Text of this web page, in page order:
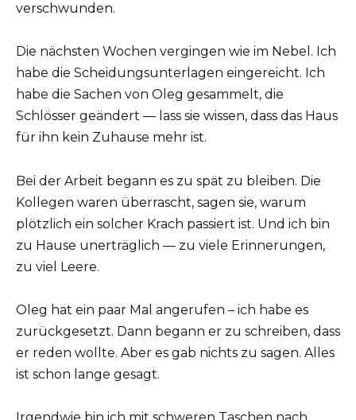
verschwunden.
Die nächsten Wochen vergingen wie im Nebel. Ich
habe die Scheidungsunterlagen eingereicht. Ich
habe die Sachen von Oleg gesammelt, die
Schlösser geändert — lass sie wissen, dass das Haus
für ihn kein Zuhause mehr ist.
Bei der Arbeit begann es zu spät zu bleiben. Die
Kollegen waren überrascht, sagen sie, warum
plötzlich ein solcher Krach passiert ist. Und ich bin
zu Hause unerträglich — zu viele Erinnerungen,
zu viel Leere.
Oleg hat ein paar Mal angerufen – ich habe es
zurückgesetzt. Dann begann er zu schreiben, dass
er reden wollte. Aber es gab nichts zu sagen. Alles
ist schon lange gesagt.